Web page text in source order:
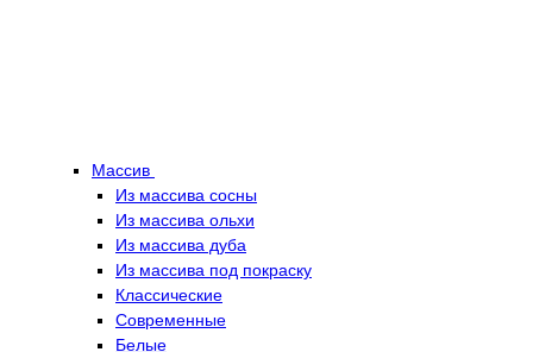
Массив
Из массива сосны
Из массива ольхи
Из массива дуба
Из массива под покраску
Классические
Современные
Белые